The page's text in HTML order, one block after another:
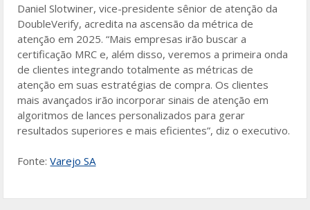
Daniel Slotwiner, vice-presidente sênior de atenção da
DoubleVerify, acredita na ascensão da métrica de
atenção em 2025. “Mais empresas irão buscar a
certificação MRC e, além disso, veremos a primeira onda
de clientes integrando totalmente as métricas de
atenção em suas estratégias de compra. Os clientes
mais avançados irão incorporar sinais de atenção em
algoritmos de lances personalizados para gerar
resultados superiores e mais eficientes”, diz o executivo.
Fonte:Varejo SA